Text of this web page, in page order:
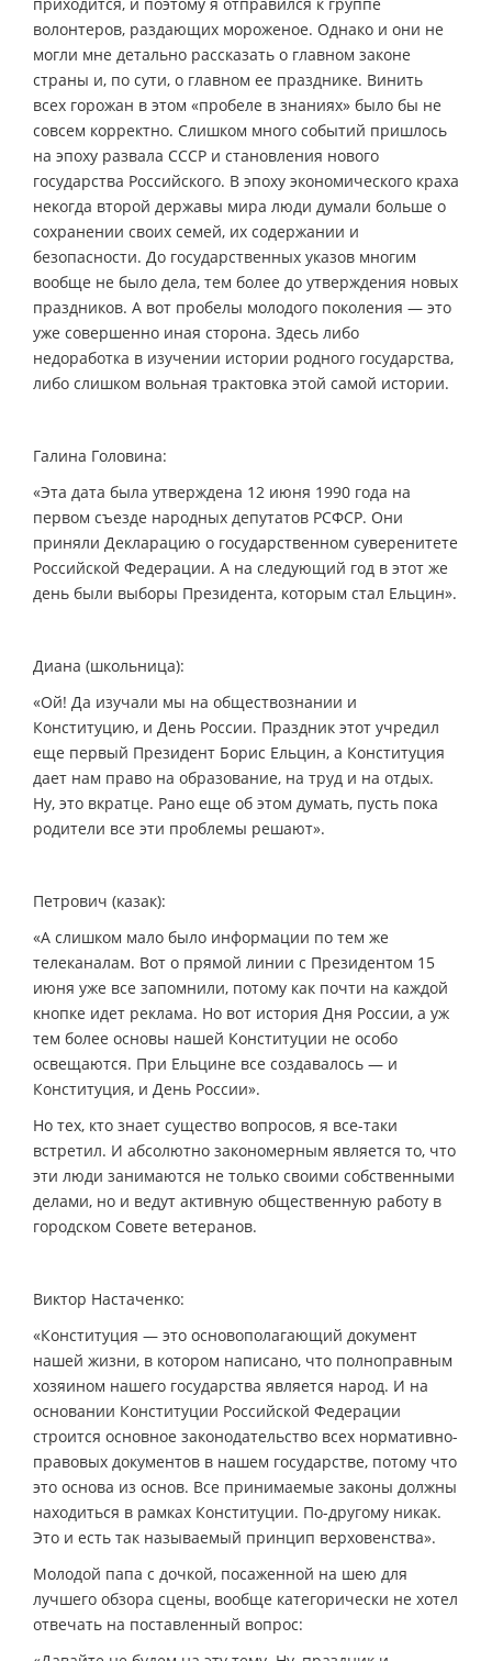
волонтеров, раздающих мороженое. Однако и они не
могли мне детально рассказать о главном законе
страны и, по сути, о главном ее празднике. Винить
всех горожан в этом «пробеле в знаниях» было бы не
совсем корректно. Слишком много событий пришлось
на эпоху развала СССР и становления нового
государства Российского. В эпоху экономического краха
некогда второй державы мира люди думали больше о
сохранении своих семей, их содержании и
безопасности. До государственных указов многим
вообще не было дела, тем более до утверждения новых
праздников. А вот пробелы молодого поколения — это
уже совершенно иная сторона. Здесь либо
недоработка в изучении истории родного государства,
либо слишком вольная трактовка этой самой истории.
Галина Головина:
«Эта дата была утверждена 12 июня 1990 года на
первом съезде народных депутатов РСФСР. Они
приняли Декларацию о государственном суверенитете
Российской Федерации. А на следующий год в этот же
день были выборы Президента, которым стал Ельцин».
Диана (школьница):
«Ой! Да изучали мы на обществознании и
Конституцию, и День России. Праздник этот учредил
еще первый Президент Борис Ельцин, а Конституция
дает нам право на образование, на труд и на отдых.
Ну, это вкратце. Рано еще об этом думать, пусть пока
родители все эти проблемы решают».
Петрович (казак):
«А слишком мало было информации по тем же
телеканалам. Вот о прямой линии с Президентом 15
июня уже все запомнили, потому как почти на каждой
кнопке идет реклама. Но вот история Дня России, а уж
тем более основы нашей Конституции не особо
освещаются. При Ельцине все создавалось — и
Конституция, и День России».
Но тех, кто знает существо вопросов, я все-таки
встретил. И абсолютно закономерным является то, что
эти люди занимаются не только своими собственными
делами, но и ведут активную общественную работу в
городском Совете ветеранов.
Виктор Настаченко:
«Конституция — это основополагающий документ
нашей жизни, в котором написано, что полноправным
хозяином нашего государства является народ. И на
основании Конституции Российской Федерации
строится основное законодательство всех нормативно-
правовых документов в нашем государстве, потому что
это основа из основ. Все принимаемые законы должны
находиться в рамках Конституции. По-другому никак.
Это и есть так называемый принцип верховенства».
Молодой папа с дочкой, посаженной на шею для
лучшего обзора сцены, вообще категорически не хотел
отвечать на поставленный вопрос: